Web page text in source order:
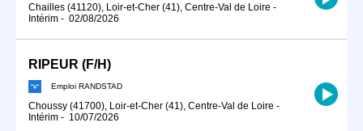
Chailles (41120), Loir-et-Cher (41), Centre-Val de Loire -
Intérim - 02/08/2026
RIPEUR (F/H)
Emploi RANDSTAD
Choussy (41700), Loir-et-Cher (41), Centre-Val de Loire -
Intérim - 10/07/2026